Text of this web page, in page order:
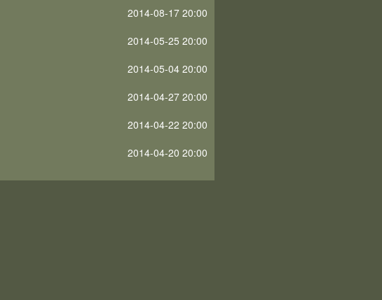
2014-08-17 20:00
2014-05-25 20:00
2014-05-04 20:00
2014-04-27 20:00
2014-04-22 20:00
2014-04-20 20:00